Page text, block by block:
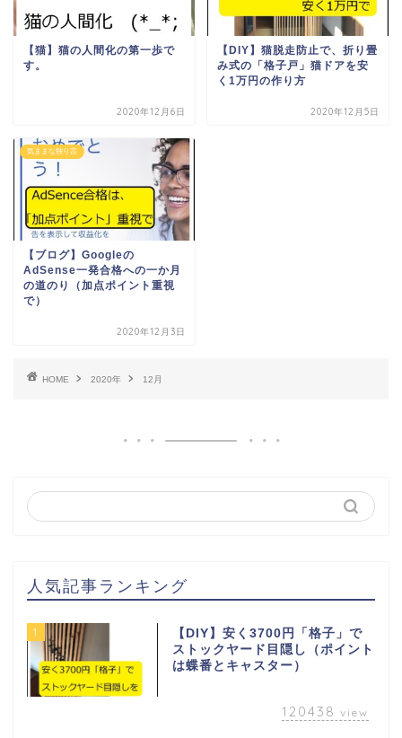
【猫】猫の人間化の第一歩で
す。
2020年12月6日
【DIY】猫脱走防止で、折り畳
み式の「格子戸」猫ドアを安
く1万円の作り方
2020年12月5日
気ままな独り言
【ブログ】Googleの
AdSense一発合格への一か月
の道のり（加点ポイント重視
で）
2020年12月3日
HOME 2020年 12月
人気記事ランキング
1
【DIY】安く3700円「格子」で
ストックヤード目隠し（ポイント
は蝶番とキャスター）
120438 view